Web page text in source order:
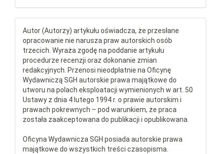
Autor (Autorzy) artykułu oświadcza, że przesłane
opracowanie nie narusza praw autorskich osób
trzecich. Wyraża zgodę na poddanie artykułu
procedurze recenzji oraz dokonanie zmian
redakcyjnych. Przenosi nieodpłatnie na Oficynę
Wydawniczą SGH autorskie prawa majątkowe do
utworu na polach eksploatacji wymienionych w art. 50
Ustawy z dnia 4 lutego 1994 r. o prawie autorskim i
prawach pokrewnych – pod warunkiem, że praca
została zaakceptowana do publikacji i opublikowana.
Oficyna Wydawnicza SGH posiada autorskie prawa
majątkowe do wszystkich treści czasopisma.